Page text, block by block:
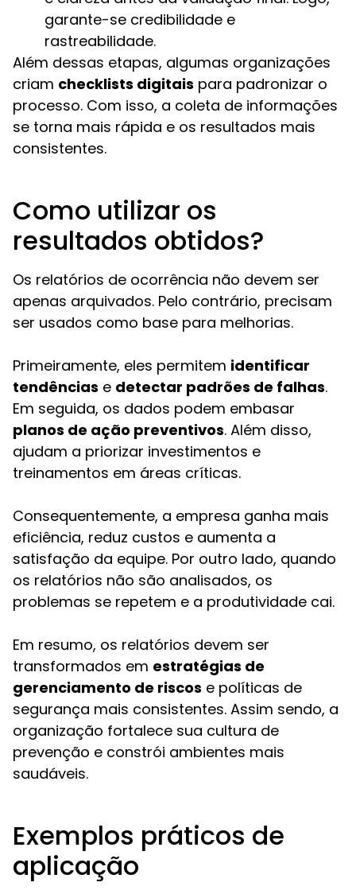
garante-se credibilidade e
rastreabilidade.
Além dessas etapas, algumas organizações
criam checklists digitais para padronizar o
processo. Com isso, a coleta de informações
se torna mais rápida e os resultados mais
consistentes.
Como utilizar os
resultados obtidos?
Os relatórios de ocorrência não devem ser
apenas arquivados. Pelo contrário, precisam
ser usados como base para melhorias.
Primeiramente, eles permitem identificar
tendências e detectar padrões de falhas.
Em seguida, os dados podem embasar
planos de ação preventivos. Além disso,
ajudam a priorizar investimentos e
treinamentos em áreas críticas.
Consequentemente, a empresa ganha mais
eficiência, reduz custos e aumenta a
satisfação da equipe. Por outro lado, quando
os relatórios não são analisados, os
problemas se repetem e a produtividade cai.
Em resumo, os relatórios devem ser
transformados em estratégias de
gerenciamento de riscos e políticas de
segurança mais consistentes. Assim sendo, a
organização fortalece sua cultura de
prevenção e constrói ambientes mais
saudáveis.
Exemplos práticos de
aplicação